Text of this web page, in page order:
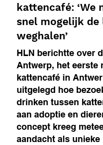
kattencafé: ‘We
snel mogelijk de
weghalen’
HLN berichtte over
Antwerp, het eerste
kattencafé in
uitgelegd hoe
drinken tussen
aan adoptie en
concept kreeg
aandacht als